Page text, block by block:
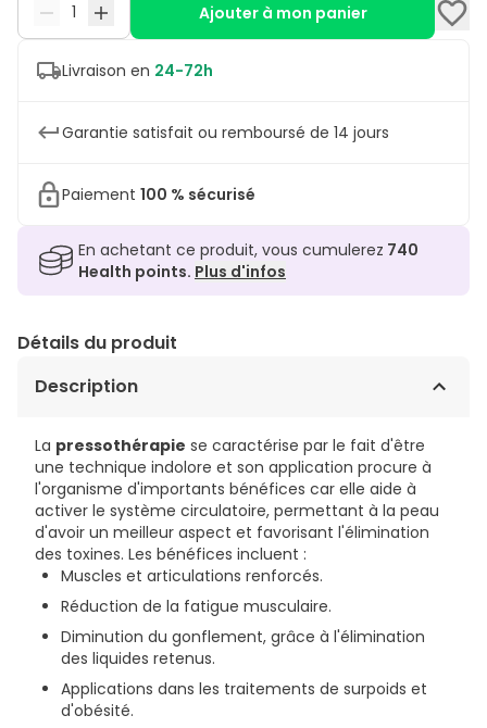
Ajouter à mon panier
Livraison en 24-72h
Garantie satisfait ou remboursé de 14 jours
Paiement 100 % sécurisé
En achetant ce produit, vous cumulerez 740
Health points. Plus d'infos
Détails du produit
Description
La pressothérapie se caractérise par le fait d'être
une technique indolore et son application procure à
l'organisme d'importants bénéfices car elle aide à
activer le système circulatoire, permettant à la peau
d'avoir un meilleur aspect et favorisant l'élimination
des toxines. Les bénéfices incluent :
Muscles et articulations renforcés.
Réduction de la fatigue musculaire.
Diminution du gonflement, grâce à l'élimination
des liquides retenus.
Applications dans les traitements de surpoids et
d'obésité.